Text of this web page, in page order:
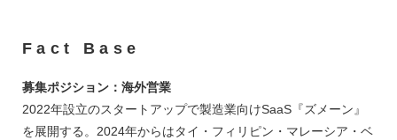
Fact Base
募集ポジション：海外営業
2022年設立のスタートアップで製造業向けSaaS『ズメーン』
を展開する。2024年からはタイ・フィリピン・マレーシア・ベ